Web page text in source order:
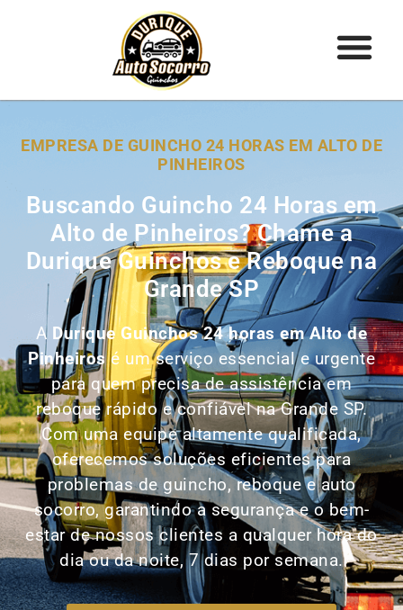
EMPRESA DE GUINCHO 24 HORAS EM ALTO DE
PINHEIROS
Buscando Guincho 24 Horas em
Alto de Pinheiros? Chame a
Durique Guinchos e Reboque na
Grande SP
A Durique Guinchos 24 horas em Alto de
Pinheirosé um serviço essencial e urgente
para quem precisa de assistência em
reboque rápido e confiável na Grande SP.
Com uma equipe altamente qualificada,
oferecemos soluções eficientes para
problemas de guincho, reboque e auto
socorro, garantindo a segurança e o bem-
estar de nossos clientes a qualquer hora do
dia ou da noite, 7 dias por semana.